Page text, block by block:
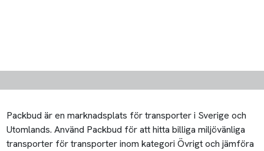
Packbud är en marknadsplats för transporter i Sverige och
Utomlands. Använd Packbud för att hitta billiga miljövänliga
transporter för transporter inom kategori Övrigt och jämföra